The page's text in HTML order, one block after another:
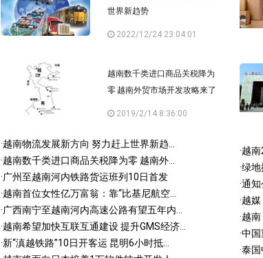
世界新趋势
2022/12/24 23:04:01
越南数千类进口商品关税降为
零 越南外贸市场开发攻略来了
2019/2/14 8:36:00
·越南物流发展新方向 努力赶上世界新趋...
·越南数千类进口商品关税降为零 越南外...
·广州至越南河内铁路货运班列10日首发
·越南首位女性亿万富翁：靠“比基尼航空...
·广西南宁至越南河内高速公路有望五年内...
·越南希望加快互联互通建设 提升GMS经济...
·新“滇越铁路”10日开客运 昆明6小时抵...
·越南
·绿地
·通知
·越
·越南
·中国
·泰国